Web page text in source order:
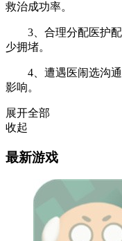
救治成功率。
3、合理分配医护配
少拥堵。
4、遭遇医闹选沟通
影响。
展开全部
收起
最新游戏